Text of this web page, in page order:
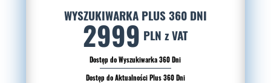
WYSZUKIWARKA PLUS 360 DNI
2999 PLN z VAT
Dostęp do Wyszukiwarka 360 Dni
Dostęp do Aktualności Plus 360 Dni